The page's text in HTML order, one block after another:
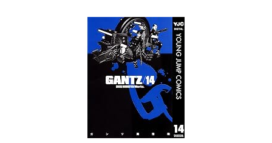
【パ順位】鷹========猫-公=====檻-/==鴎=========鷲
【悲報】みのもんたさん、代表作が「クイズミリオネア」しかな
【幽霊否定派、完全論破】幽霊がいないなら午前2時に一人で墓
石を木刀で叩き割れるよな？ｗｗｗｗｗ
神谷玲子の新台は神ぱち!? #75【「e七つの大罪3」1回転で大当
たり＝速さが段違い！渾身のRUSHに神谷が挑む！！】
演出に一喜一憂してる方が脳死なんよ」
【バンダイ】「食玩」「プライズ」「ガシャポン」2026年8月発
売商品【発売スケジュール】
【悲報】AV女優さん、キモオタチー牛弱男どもの「おはよう」に
【〈物語〉シリーズ】セガ「忍野忍」「斧乃木余接」プライズフ
三菱自動車、「パジェロ」の中型版・小型版も発売へ